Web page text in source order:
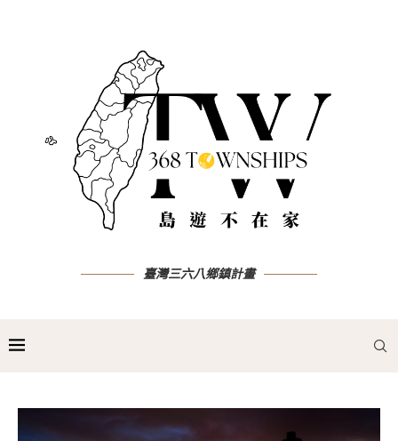
臺灣三六八鄉鎮計畫